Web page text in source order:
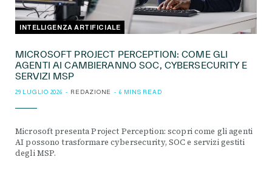
INTELLIGENZA ARTIFICIALE
MICROSOFT PROJECT PERCEPTION: COME GLI
AGENTI AI CAMBIERANNO SOC, CYBERSECURITY E
SERVIZI MSP
29 LUGLIO 2026 REDAZIONE 6 MINS READ
Microsoft presenta Project Perception: scopri come gli agenti
AI possono trasformare cybersecurity, SOC e servizi gestiti
degli MSP.